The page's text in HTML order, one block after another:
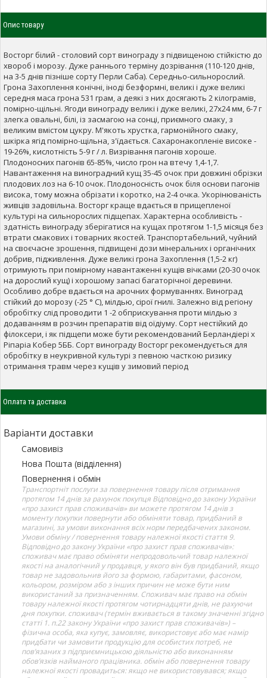
Опис товару
Восторг білий - столовий сорт винограду з підвищеною стійкістю до
хвороб і морозу. Дуже раннього терміну дозрівання (110-120 днів,
на 3-5 днів пізніше сорту Перли Саба). Середньо-сильнорослий.
Грона Захоплення конічні, іноді безформні, великі і дуже великі
середня маса грона 531 грам, а деякі з них досягають 2 кілограмів,
помірно-щільні. Ягоди винограду великі і дуже великі, 27x24 мм, 6-7 г
злегка овальні, білі, із засмагою на сонці, приємного смаку, з
великим вмістом цукру. М'якоть хрустка, гармонійного смаку,
шкірка ягід помірно-щільна, з'їдається. Сахаронакопленіе високе -
19-26%, кислотність 5-9 г / л. Визрівання пагонів хороше.
Плодоносних пагонів 65-85%, число грон на втечу 1,4-1,7.
Навантаження на виноградний кущ 35-45 очок при довжині обрізки
плодових лоз на 6-10 очок. Плодоносність очок біля основи пагонів
висока, тому можна обрізати і коротко, на 2-4 очка. Укорінюваність
живців задовільна. Восторг краще вдається в прищепленої
культурі на сильнорослих підщепах. Характерна особливість -
здатність винограду зберігатися на кущах протягом 1-1,5 місяця без
втрати смакових і товарних якостей. Транспортабельний, чуйний
на своєчасне зрошення, підвищені дози мінеральних і органічних
добрив, підживлення. Дуже великі грона Захоплення (1,5-2 кг)
отримують при помірному навантаженні кущів вічками (20-30 очок
на дорослий кущ) і хорошому запасі багаторічної деревини.
Особливо добре вдається на арочних формуваннях. Виноград
стійкий до морозу (-25 ° С), мілдью, сірої гнилі. Залежно від регіону
обробітку слід проводити 1 -2 обприскування проти мілдью з
додаванням в розчин препаратів від оїдіуму. Сорт нестійкий до
філоксери, і як підщепи може бути рекомендований Берландіері x
Ріпаріа Кобер 5ББ. Сорт винограду Восторг рекомендується для
обробітку в неукривной культурі з певною часткою ризику
отримання травм через кущів у зимовий період
Оплата та доставка
Варіанти доставки
Самовивіз
Нова Пошта (відділення)
Повернення і обмін
Транспортніт послуги за повернення товару після отримання
протягом 14 днів за рахунок покупця Відповідно до закону України
«про захист прав споживачів» ви можете протягом 14 днів з
моменту покупки повернути або обміняти товар, придбаний в
магазині, за умови виконання всіх норм передбачених законом.
Умови обміну / повернення товару належної якості стаття 9.
Відповідно до закону України «про захист прав споживачів»:
споживач має право обміняти непродовольчий товар належної
якості на аналогічний у продавця, у якого він був придбаний, якщо
товар не задовольнив його за формою, габаритами, фасоном,
кольором, розміром або з інших причин не може бути ним
використаний за призначенням. Споживач має право на обмін
товару належної якості протягом чотирнадцяти днів, не рахуючи
дня покупки. споживач (термін вживається в такому значенні згідно
статті 1. п.22 закону України «про захист прав споживачів») –
фізична особа, яка купує, замовляє, використовує або має намір
придбати чи замовити продукцію для особистих потреб, не
пов’язаних з підприємницькою діяльністю або виконанням
обов’язків найманого працівника. обмін або повернення товару
належної якості провадиться: якщо не використовувався; якщо